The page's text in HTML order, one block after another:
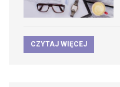
CZYTAJ WIĘCEJ